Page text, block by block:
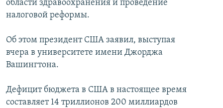
области здравоохранения и проведение
налоговой реформы.
Об этом президент США заявил, выступая
вчера в университете имени Джорджа
Вашингтона.
Дефицит бюджета в США в настоящее время
составляет 14 триллионов 200 миллиардов